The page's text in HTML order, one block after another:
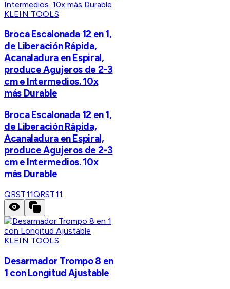
KLEIN TOOLS
Broca Escalonada 12 en 1,
de Liberación Rápida,
Acanaladura en Espiral,
produce Agujeros de 2-3
cm e Intermedios. 10x
más Durable
Broca Escalonada 12 en 1,
de Liberación Rápida,
Acanaladura en Espiral,
produce Agujeros de 2-3
cm e Intermedios. 10x
más Durable
QRST11QRST11
KLEIN TOOLS
Desarmador Trompo 8 en
1 con Longitud Ajustable